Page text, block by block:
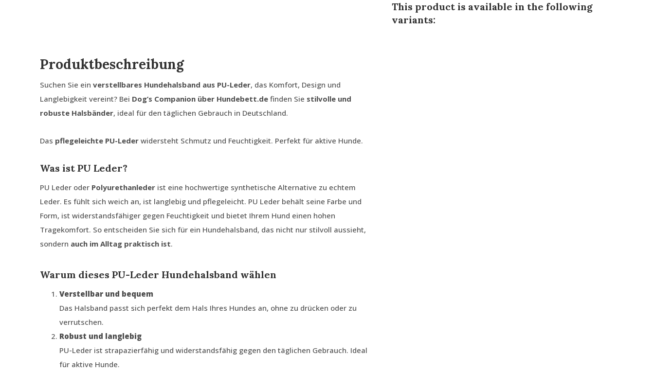
This product is available in the following
variants:
Produktbeschreibung
Suchen Sie ein verstellbares Hundehalsband aus PU-Leder, das Komfort, Design und
Langlebigkeit vereint? Bei Dog’s Companion über Hundebett.de finden Sie stilvolle und
robuste Halsbänder, ideal für den täglichen Gebrauch in Deutschland.
Das pflegeleichte PU-Leder widersteht Schmutz und Feuchtigkeit. Perfekt für aktive Hunde.
Was ist PU Leder?
PU Leder oder Polyurethanleder ist eine hochwertige synthetische Alternative zu echtem
Leder. Es fühlt sich weich an, ist langlebig und pflegeleicht. PU Leder behält seine Farbe und
Form, ist widerstandsfähiger gegen Feuchtigkeit und bietet Ihrem Hund einen hohen
Tragekomfort. So entscheiden Sie sich für ein Hundehalsband, das nicht nur stilvoll aussieht,
sondern auch im Alltag praktisch ist.
Warum dieses PU-Leder Hundehalsband wählen
Verstellbar und bequem
Das Halsband passt sich perfekt dem Hals Ihres Hundes an, ohne zu drücken oder zu
verrutschen.
Robust und langlebig
PU-Leder ist strapazierfähig und widerstandsfähig gegen den täglichen Gebrauch. Ideal
für aktive Hunde.